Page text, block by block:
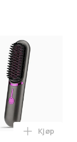
medLegg
Kjøp